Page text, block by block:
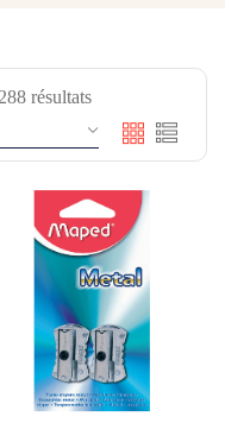
résultats